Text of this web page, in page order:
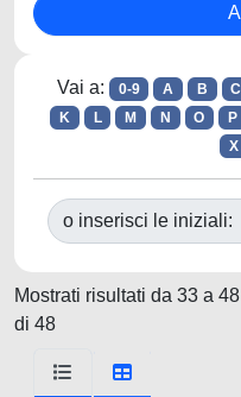
Vai a: 0-9 A B C
K
L M N O P
X
o inserisci le iniziali:
Mostrati risultati da 33 a 48
di 48